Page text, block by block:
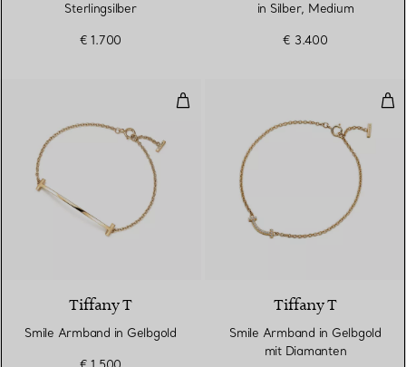
Sterlingsilber
€ 1.700
in Silber, Medium
€ 3.400
Smile Armband in Gelbgold
Tiffany T
Smile Armband in Gelbgold
Tiffany T
Smile Armband in Gelbgold
mit Diamanten